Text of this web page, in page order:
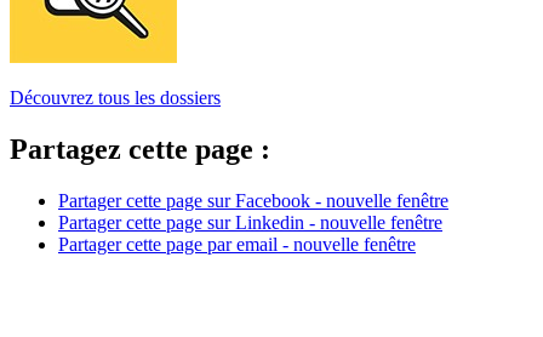
Découvrez tous les dossiers
Partagez cette page :
Partager cette page sur Facebook - nouvelle fenêtre
Partager cette page sur Linkedin - nouvelle fenêtre
Partager cette page par email - nouvelle fenêtre